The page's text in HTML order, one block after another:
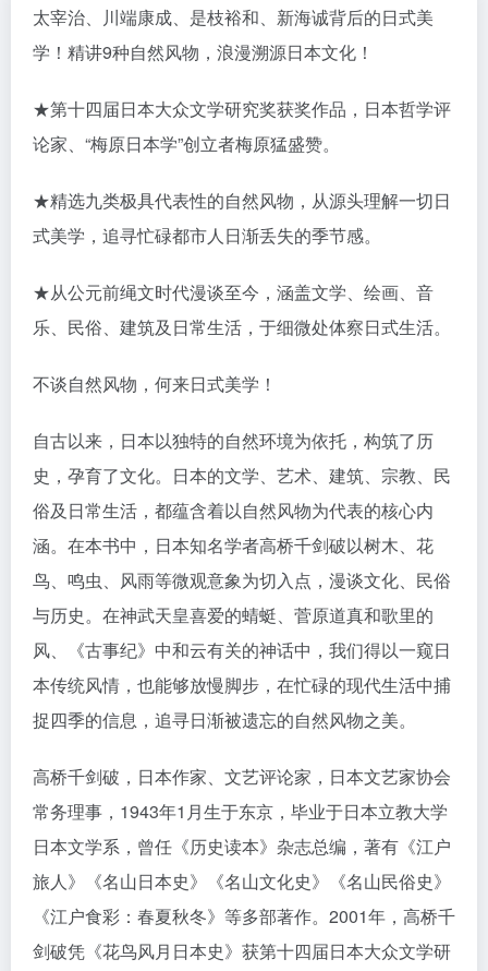
太宰治、川端康成、是枝裕和、新海诚背后的日式美
学！精讲9种自然风物，浪漫溯源日本文化！
★第十四届日本大众文学研究奖获奖作品，日本哲学评
论家、“梅原日本学”创立者梅原猛盛赞。
★精选九类极具代表性的自然风物，从源头理解一切日
式美学，追寻忙碌都市人日渐丢失的季节感。
★从公元前绳文时代漫谈至今，涵盖文学、绘画、音
乐、民俗、建筑及日常生活，于细微处体察日式生活。
不谈自然风物，何来日式美学！
自古以来，日本以独特的自然环境为依托，构筑了历
史，孕育了文化。日本的文学、艺术、建筑、宗教、民
俗及日常生活，都蕴含着以自然风物为代表的核心内
涵。在本书中，日本知名学者高桥千剑破以树木、花
鸟、鸣虫、风雨等微观意象为切入点，漫谈文化、民俗
与历史。在神武天皇喜爱的蜻蜓、菅原道真和歌里的
风、《古事纪》中和云有关的神话中，我们得以一窥日
本传统风情，也能够放慢脚步，在忙碌的现代生活中捕
捉四季的信息，追寻日渐被遗忘的自然风物之美。
高桥千剑破，日本作家、文艺评论家，日本文艺家协会
常务理事，1943年1月生于东京，毕业于日本立教大学
日本文学系，曾任《历史读本》杂志总编，著有《江户
旅人》《名山日本史》《名山文化史》《名山民俗史》
《江户食彩：春夏秋冬》等多部著作。2001年，高桥千
剑破凭《花鸟风月日本史》获第十四届日本大众文学研